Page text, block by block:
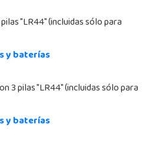
"LR44" (incluidas sólo para
y baterías
3 pilas "LR44" (incluidas sólo para
y baterías